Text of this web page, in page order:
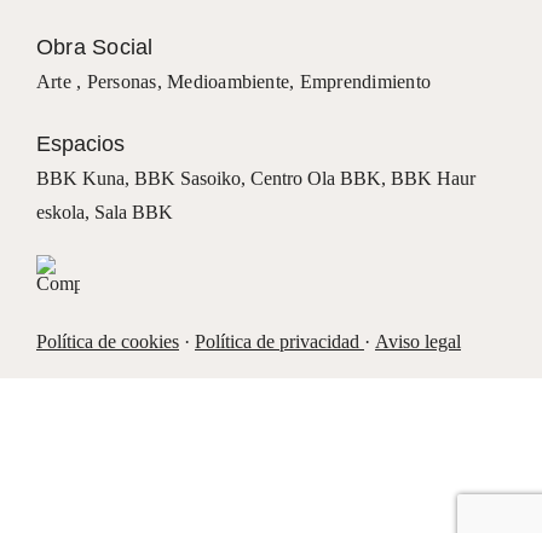
Obra Social
Arte , Personas,Medioambiente, Emprendimiento
Espacios
BBK Kuna, BBK Sasoiko, Centro Ola BBK, BBK Haur
eskola, Sala BBK
Política de cookies· Política de privacidad · Aviso legal